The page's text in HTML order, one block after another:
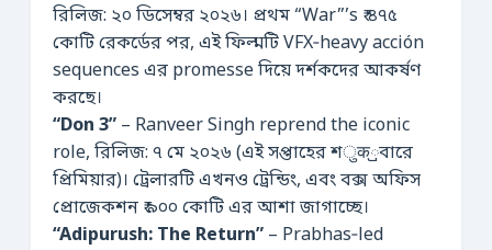
রিলিজ: ২০ ডিসেম্বর ২০২৬। প্রথম “War”’s ₹ ৪৭৫
কোটি রেকর্ডের পর, এই ফিল্মটি VFX‑heavy acción
sequences এর promesse দিয়ে দর্শকদের আকর্ষণ
করছে।
“Don 3” – Ranveer Singh reprend the iconic
role, রিলিজ: ৭ মে ২০২৬ (এই সপ্তাহের শुक্রবারে
প্রিমিয়ার)। ট্রেলারটি এখনও ট্রেন্ডিং, এবং বক্স অফিস
প্রোজেকশন ₹ ৯০০ কোটি এর আশা জাগাচ্ছে।
“Adipurush: The Return” – Prabhas‑led